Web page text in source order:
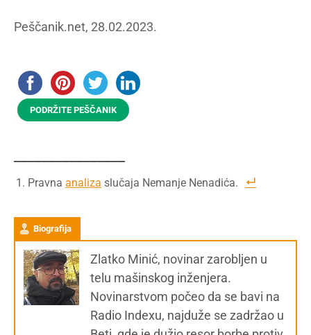
Peščanik.net, 28.02.2023.
PODRŽITE PEŠČANIK
Pravna analiza slučaja Nemanje Nenadića.
Biografija
Zlatko Minić, novinar zarobljen u
telu mašinskog inženjera.
Novinarstvom počeo da se bavi na
Radio Indexu, najduže se zadržao u